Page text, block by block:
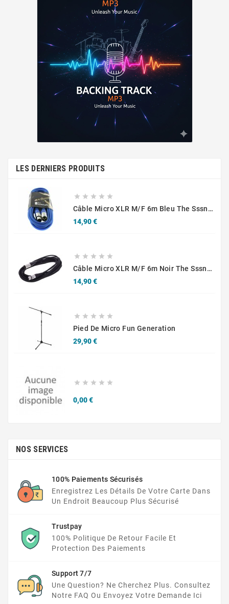
LES DERNIERS PRODUITS
    
Câble Micro XLR M/F 6m Bleu The Sssnake SM6BL
14,90 €Prix
    
Câble Micro XLR M/F 6m Noir The Sssnake SM6BK
14,90 €Prix
    
Pied De Micro Fun Generation
29,90 €Prix
    
0,00 €Prix
NOS SERVICES
100% Paiements Sécurisés
Enregistrez Les Détails De Votre Carte Dans
Un Endroit Beaucoup Plus Sécurisé
Trustpay
100% Politique De Retour Facile Et
Protection Des Paiements
Support 7/7
Une Question? Ne Cherchez Plus. Consultez
Notre FAQ Ou Envoyez Votre Demande Ici